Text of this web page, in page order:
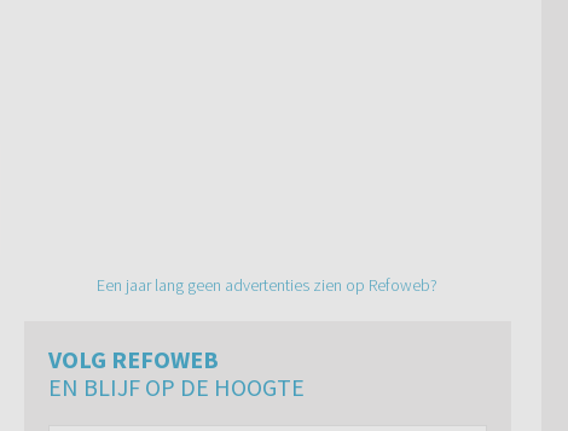
Een jaar lang geen advertenties zien op Refoweb?
VOLG REFOWEB
EN BLIJF OP DE HOOGTE